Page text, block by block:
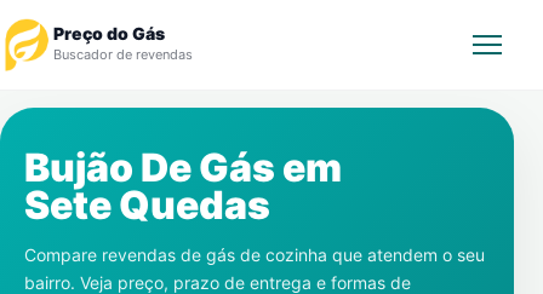
Preço do Gás
Buscador de revendas
Revendedor
Notícias
Bujão De Gás em
Sete Quedas
Compare revendas de gás de cozinha que atendem o seu
bairro. Veja preço, prazo de entrega e formas de